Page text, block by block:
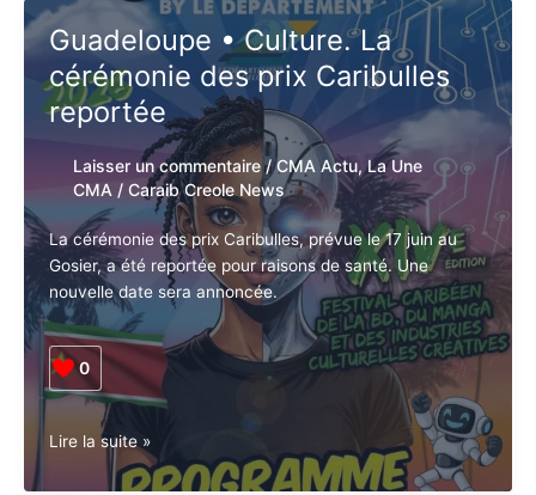
Conseil
départemental
réaffirme
son
soutien
SDIS
Guadeloupe • Culture. La
cérémonie des prix Caribulles
reportée
Laisser un commentaire /CMA Actu,La Une
CMA/ Caraib Creole News
La cérémonie des prix Caribulles, prévue le 17 juin au
Gosier, a été reportée pour raisons de santé. Une
nouvelle date sera annoncée.
0
Guadeloupe
Lire la suite »